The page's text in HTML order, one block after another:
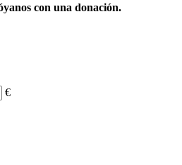
con una donación.
€